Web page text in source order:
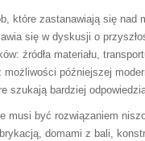
które zastanawiają się nad
się w dyskusji o
źródła materiału,
możliwości późniejszej
szukają bardziej
musi być rozwiązaniem
domami z bali,